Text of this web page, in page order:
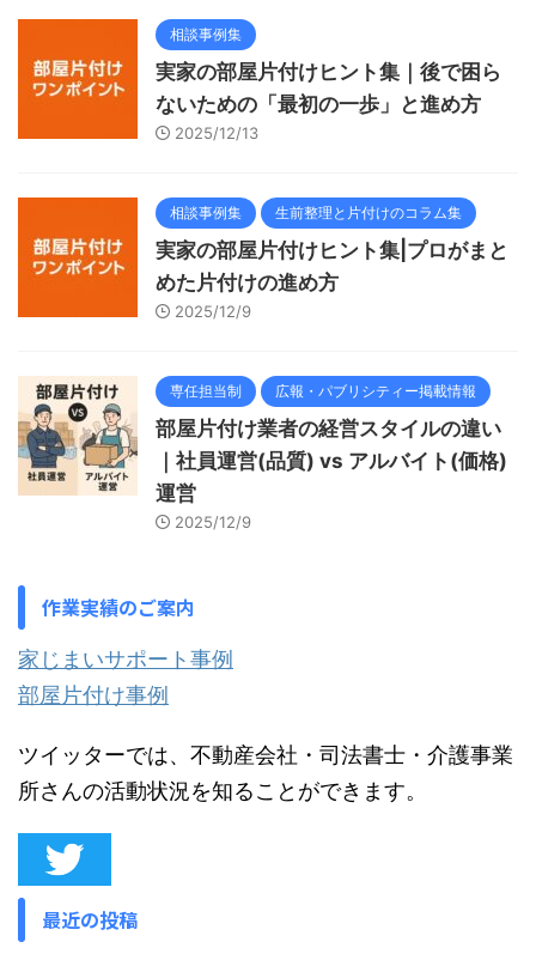
相談事例集
実家の部屋片付けヒント集｜後で困ら
ないための「最初の一歩」と進め方
2025/12/13
相談事例集 生前整理と片付けのコラム集
実家の部屋片付けヒント集|プロがまと
めた片付けの進め方
2025/12/9
専任担当制 広報・パブリシティー掲載情報
部屋片付け業者の経営スタイルの違い
｜社員運営(品質) vs アルバイト(価格)
運営
2025/12/9
作業実績のご案内
家じまいサポート事例
部屋片付け事例
ツイッターでは、不動産会社・司法書士・介護事業
所さんの活動状況を知ることができます。
最近の投稿